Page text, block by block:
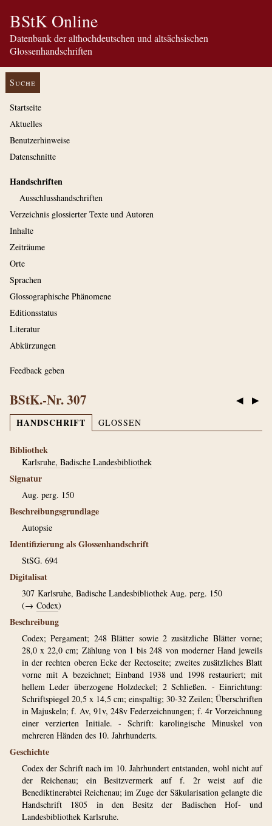
BStK Online
Datenbank der althochdeutschen und altsächsischen
Glossenhandschriften
Suche
Startseite
Aktuelles
Benutzerhinweise
Datenschnitte
Handschriften
Ausschluss­handschriften
Verzeichnis glossierter Texte und Autoren
Inhalte
Zeiträume
Orte
Sprachen
Glossographische Phänomene
Editionsstatus
Literatur
Abkürzungen
Feedback geben
◀ ▶
BStK.-Nr. 307
HANDSCHRIFT GLOSSEN
Bibliothek
Karlsruhe, Badische Landesbibliothek
Signatur
Aug. perg. 150
Beschreibungsgrundlage
Autopsie
Identifizierung als Glossenhandschrift
StSG. 694
Digitalisat
307 Karlsruhe, Badische Landesbibliothek Aug. perg. 150
(→ Codex)
Beschreibung
Codex; Pergament; 248 Blätter sowie 2 zusätzliche Blätter vorne;
28,0 x 22,0 cm; Zählung von 1 bis 248 von moderner Hand jeweils
in der rechten oberen Ecke der Rectoseite; zweites zusätzliches Blatt
vorne mit A bezeichnet; Einband 1938 und 1998 restauriert; mit
hellem Leder überzogene Holzdeckel; 2 Schließen. - Einrichtung:
Schriftspiegel 20,5 x 14,5 cm; einspaltig; 30-32 Zeilen; Überschriften
in Majuskeln; f. Av, 91v, 248v Federzeichnungen; f. 4r Vorzeichnung
einer verzierten Initiale. - Schrift: karolingische Minuskel von
mehreren Händen des 10. Jahrhunderts.
Geschichte
Codex der Schrift nach im 10. Jahrhundert entstanden, wohl nicht auf
der Reichenau; ein Besitzvermerk auf f. 2r weist auf die
Benediktinerabtei Reichenau; im Zuge der Säkularisation gelangte die
Handschrift 1805 in den Besitz der Badischen Hof- und
Landesbibliothek Karlsruhe.